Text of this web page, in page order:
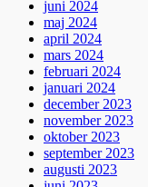
juni 2024
maj 2024
april 2024
mars 2024
februari 2024
januari 2024
december 2023
november 2023
oktober 2023
september 2023
augusti 2023